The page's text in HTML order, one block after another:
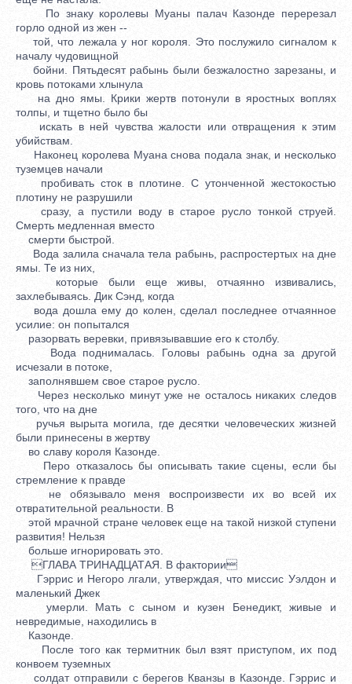
По знаку королевы Муаны палач Казонде перерезал
горло одной из жен --
той, что лежала у ног короля. Это послужило сигналом к
началу чудовищной
бойни. Пятьдесят рабынь были безжалостно зарезаны, и
кровь потоками хлынула
на дно ямы. Крики жертв потонули в яростных воплях
толпы, и тщетно было бы
искать в ней чувства жалости или отвращения к этим
убийствам.
Наконец королева Муана снова подала знак, и несколько
туземцев начали
пробивать сток в плотине. С утонченной жестокостью
плотину не разрушили
сразу, а пустили воду в старое русло тонкой струей.
Смерть медленная вместо
смерти быстрой.
Вода залила сначала тела рабынь, распростертых на дне
ямы. Те из них,
которые были еще живы, отчаянно извивались,
захлебываясь. Дик Сэнд, когда
вода дошла ему до колен, сделал последнее отчаянное
усилие: он попытался
разорвать веревки, привязывавшие его к столбу.
Вода поднималась. Головы рабынь одна за другой
исчезали в потоке,
заполнявшем свое старое русло.
Через несколько минут уже не осталось никаких следов
того, что на дне
ручья вырыта могила, где десятки человеческих жизней
были принесены в жертву
во славу короля Казонде.
Перо отказалось бы описывать такие сцены, если бы
стремление к правде
не обязывало меня воспроизвести их во всей их
отвратительной реальности. В
этой мрачной стране человек еще на такой низкой ступени
развития! Нельзя
больше игнорировать это.
ГЛАВА ТРИНАДЦАТАЯ. В фактории
Гэррис и Негоро лгали, утверждая, что миссис Уэлдон и
маленький Джек
умерли. Мать с сыном и кузен Бенедикт, живые и
невредимые, находились в
Казонде.
После того как термитник был взят приступом, их под
конвоем туземных
солдат отправили с берегов Кванзы в Казонде. Гэррис и